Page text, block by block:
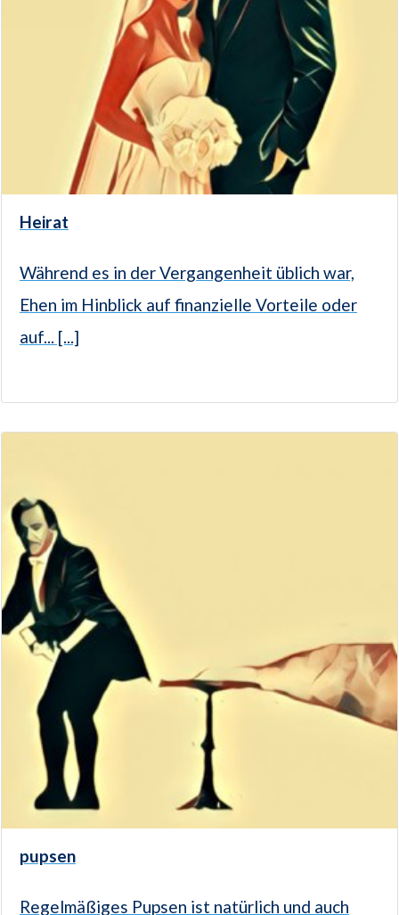
Heirat
Während es in der Vergangenheit üblich war,
Ehen im Hinblick auf finanzielle Vorteile oder
auf... [...]
pupsen
Regelmäßiges Pupsen ist natürlich und auch